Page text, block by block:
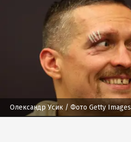
Олександр Усик / Фото Getty Images